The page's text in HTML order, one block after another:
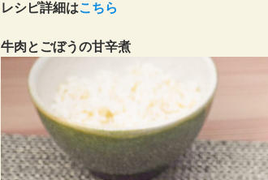
レシピ詳細はこちら
牛肉とごぼうの甘辛煮